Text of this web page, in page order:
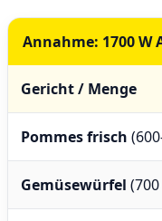
Annahme: 1700 W
Gericht / Menge
Pommes frisch
Gemüsewürfel